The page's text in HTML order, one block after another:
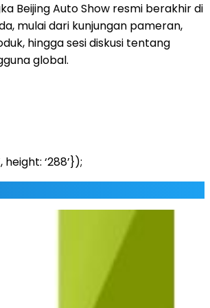
Beijing Auto Show resmi berakhir di
mulai dari kunjungan pameran,
hingga sesi diskusi tentang
global.
‘288’});